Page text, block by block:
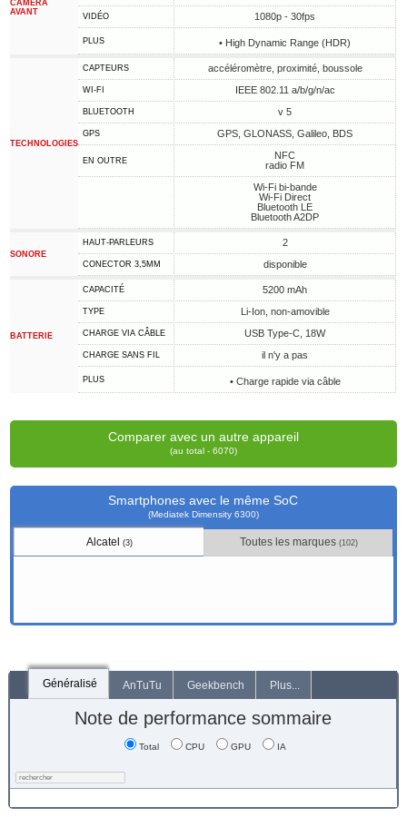
CAMÉRA
AVANT
VIDÉO 1080p - 30fps
PLUS • High Dynamic Range (HDR)
TECHNOLOGIES
CAPTEURS accéléromètre, proximité, boussole
WI-FI IEEE 802.11 a/b/g/n/ac
BLUETOOTH v 5
GPS GPS, GLONASS, Galileo, BDS
EN OUTRE
NFC
radio FM
Wi-Fi bi-bande
Wi-Fi Direct
Bluetooth LE
Bluetooth A2DP
SONORE
HAUT-PARLEURS 2
CONECTOR 3,5MM disponible
BATTERIE
CAPACITÉ 5200 mAh
TYPE Li-Ion, non-amovible
CHARGE VIA CÂBLE USB Type-C, 18W
CHARGE SANS FIL il n'y a pas
PLUS • Charge rapide via câble
Comparer avec un autre appareil
(au total - 6070)
Smartphones avec le même SoC
(Mediatek Dimensity 6300)
Alcatel (3) Toutes les marques (102)
Généralisé AnTuTu Geekbench Plus...
Note de performance sommaire
Total CPU GPU IA